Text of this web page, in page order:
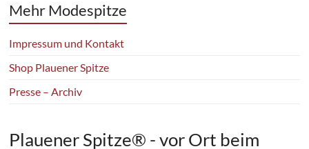
Mehr Modespitze
Impressum und Kontakt
Shop Plauener Spitze
Presse – Archiv
Plauener Spitze® - vor Ort beim